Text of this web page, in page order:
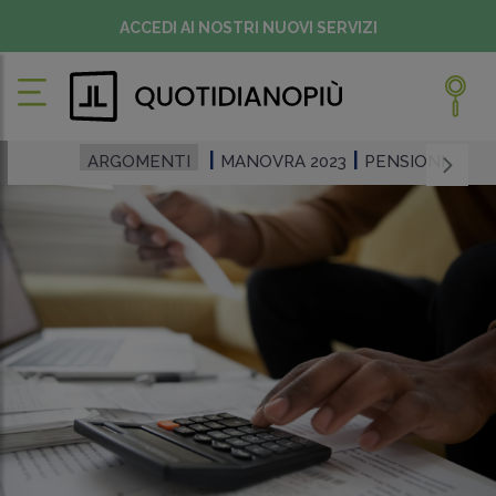
ACCEDI AI NOSTRI NUOVI SERVIZI
ARGOMENTI MANOVRA 2023 PENSIONI